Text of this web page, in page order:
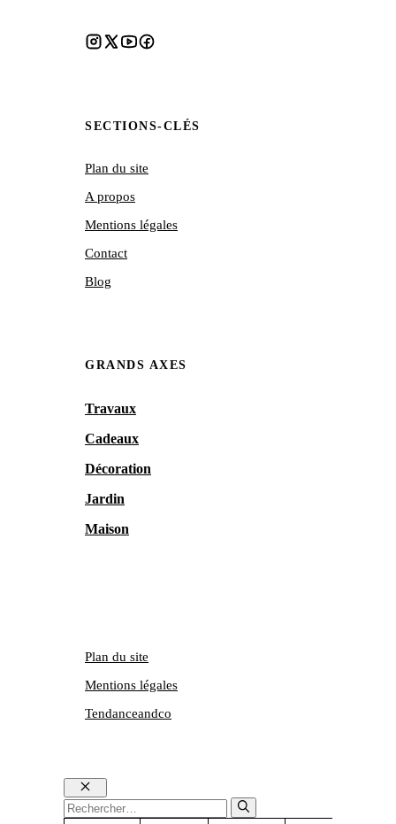
SECTIONS-CLÉS
Plan du site
A propos
Mentions légales
Contact
Blog
GRANDS AXES
Travaux
Cadeaux
Décoration
Jardin
Maison
Tendanceandco
Plan du site
Mentions légales
Fermer
Rechercher :